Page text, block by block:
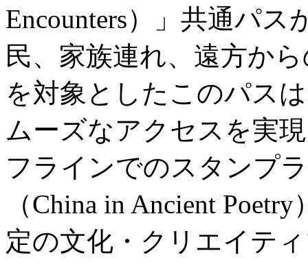
Encounters）」共通パ
民、家族連れ、遠方か
を対象としたこのパス
ムーズなアクセスを実
フラインでのスタンプ
（China in Ancient
定の文化・クリエイテ